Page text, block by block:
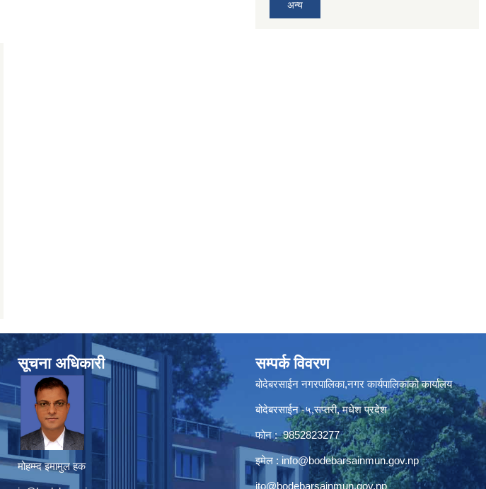
अन्य
सूचना अधिकारी
मोहम्म्द इमामुल हक
सम्पर्क विवरण
बोदेबरसाईन नगरपालिका,नगर कार्यपालिकाको कार्यालय
बोदेबरसाईन -५,सप्तरी, मधेश प्रदेश
फोन : 9852823277
इमेल : info@bodebarsainmun.gov.np
ito@bodebarsainmun.gov.np